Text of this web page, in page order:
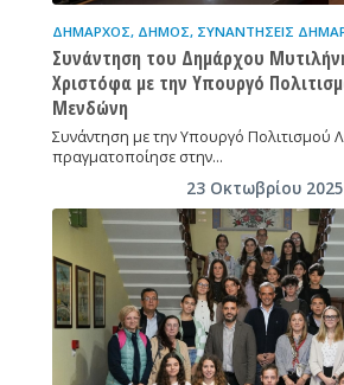
ΔΉΜΑΡΧΟΣ, ΔΉΜΟΣ, ΣΥΝΑΝΤΉΣΕΙΣ
Συνάντηση του Δημάρχου
Χριστόφα με την Υπουργό
Μενδώνη
Συνάντηση με την Υπουργό Πολιτισμού
πραγματοποίησε στην…
23 Οκτωβρίου 2025